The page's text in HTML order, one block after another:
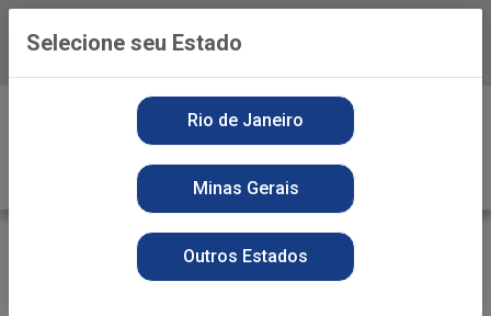
Baixe já o APP da Playvender
SABONETE
SECOS
ST PHYTO SOAP 85G SEXY GIRL
Selecione seu Estado
Rio de Janeiro
Minas Gerais
Outros Estados